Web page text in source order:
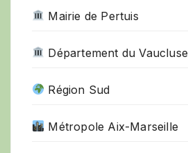
Mairie de Pertuis
Département du Vaucluse
Région Sud
Métropole Aix-Marseille